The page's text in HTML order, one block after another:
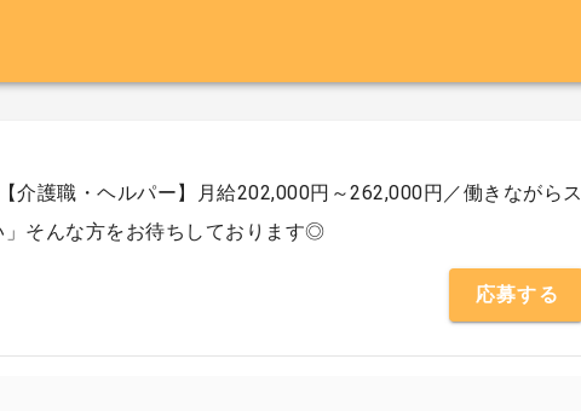
介護職・ヘルパー】月給202,000円～262,000円／働きながらス
そんな方をお待ちしております◎
応募する